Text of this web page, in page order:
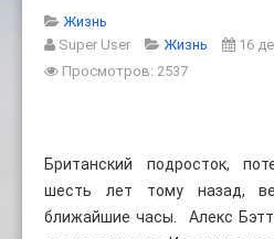
Жизнь
Super User
Жизнь
16
Просмотров: 2537
Британский подросток,
шесть лет тому назад,
ближайшие часы. Алекс